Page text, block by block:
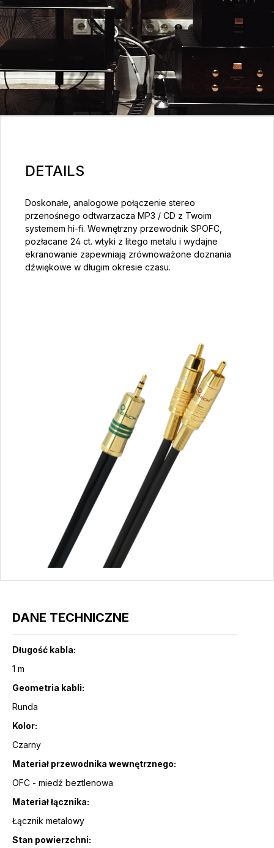
DETAILS
Doskonałe, analogowe połączenie stereo
przenośnego odtwarzacza MP3 / CD z Twoim
systemem hi-fi. Wewnętrzny przewodnik SPOFC,
pozłacane 24 ct. wtyki z litego metalu i wydajne
ekranowanie zapewniają zrównoważone doznania
dźwiękowe w długim okresie czasu.
DANE TECHNICZNE
Długość kabla:
1 m
Geometria kabli:
Runda
Kolor:
Czarny
Materiał przewodnika wewnętrznego:
OFC - miedź beztlenowa
Materiał łącznika:
Łącznik metalowy
Stan powierzchni: